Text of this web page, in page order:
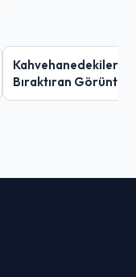
Kahvehanedekiler
Bıraktıran Görüntü!